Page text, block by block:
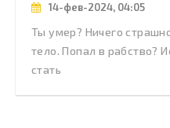
14-фев-2024, 04:05
Ты умер? Ничего
тело. Попал в рабство?
стать